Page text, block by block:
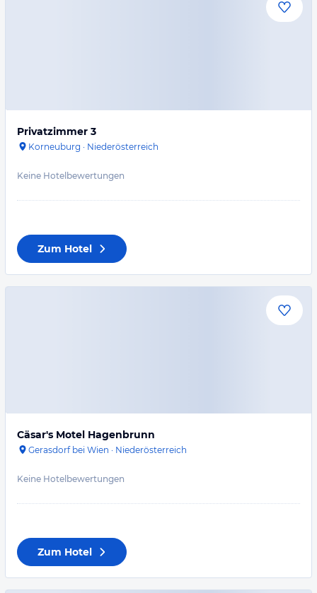
Privatzimmer 3
Korneuburg · Niederösterreich
Keine Hotelbewertungen
Zum Hotel
Cäsar's Motel Hagenbrunn
Gerasdorf bei Wien · Niederösterreich
Keine Hotelbewertungen
Zum Hotel